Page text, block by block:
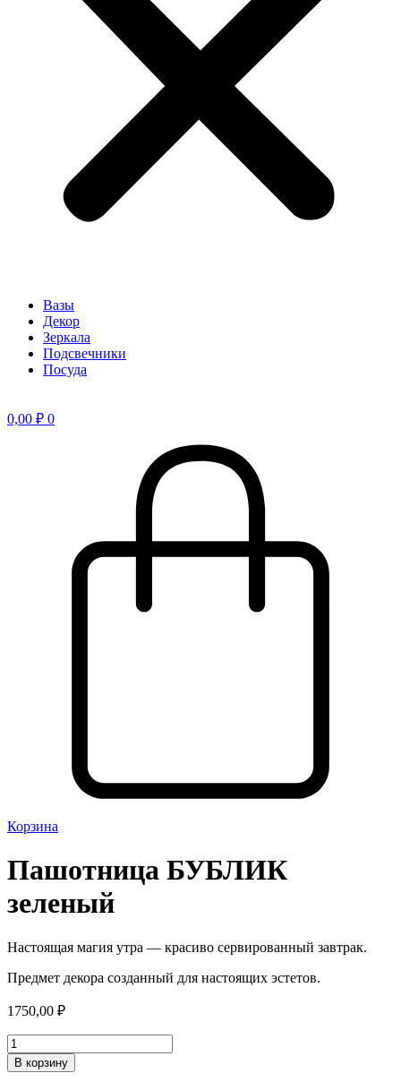
Вазы
Декор
Зеркала
Подсвечники
Посуда
0,00 ₽ 0
Корзина
Пашотница БУБЛИК
зеленый
Настоящая магия утра — красиво сервированный завтрак.
Предмет декора созданный для настоящих эстетов.
1750,00 ₽
Количество
товара
Пашотница
В корзину